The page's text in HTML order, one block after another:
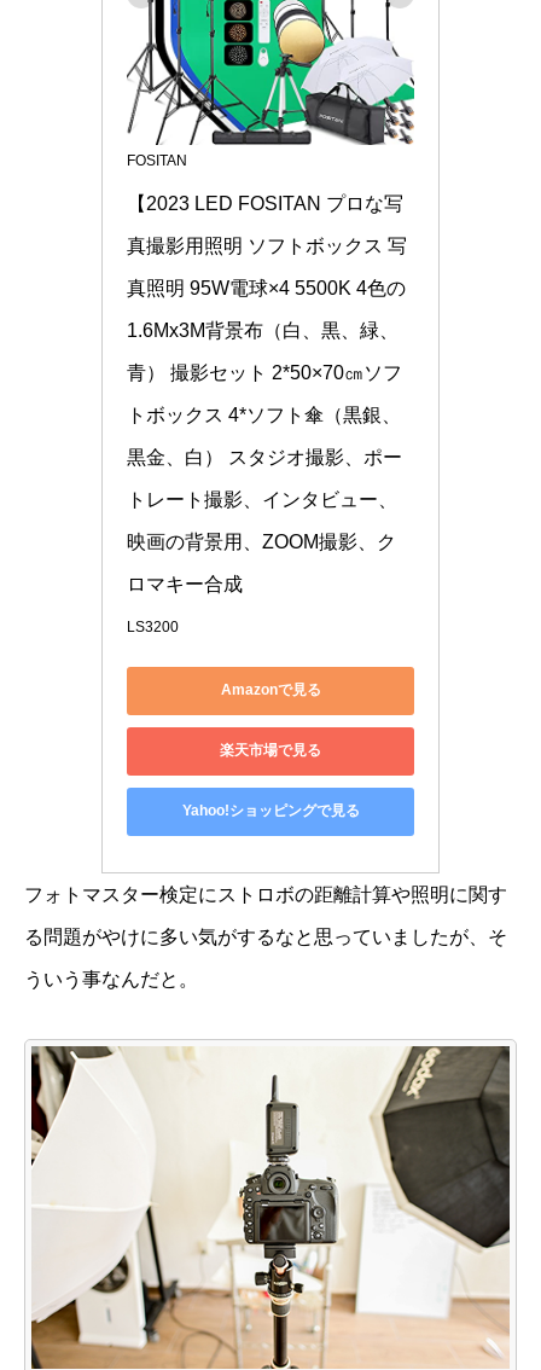
FOSITAN
【2023 LED FOSITAN プロな写
真撮影用照明 ソフトボックス 写
真照明 95W電球×4 5500K 4色の
1.6Mx3M背景布（白、黒、緑、
青） 撮影セット 2*50×70㎝ソフ
トボックス 4*ソフト傘（黒銀、
黒金、白） スタジオ撮影、ポー
トレート撮影、インタビュー、
映画の背景用、ZOOM撮影、ク
ロマキー合成
LS3200
Amazonで見る
楽天市場で見る
Yahoo!ショッピングで見る
フォトマスター検定にストロボの距離計算や照明に関す
る問題がやけに多い気がするなと思っていましたが、そ
ういう事なんだと。